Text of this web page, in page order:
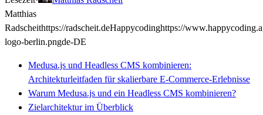
Matthias
Radscheithttps://radscheit.deHappycodinghttps://
logo-berlin.pngde-DE
Medusa.js und Headless CMS kombinieren:
Architekturleitfaden für skalierbare E‑Commerce‑Erlebnisse
Warum Medusa.js und ein Headless CMS kombinieren?
Zielarchitektur im Überblick